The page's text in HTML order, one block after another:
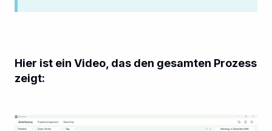
Hier ist ein Video, das den gesamten Prozess
zeigt: